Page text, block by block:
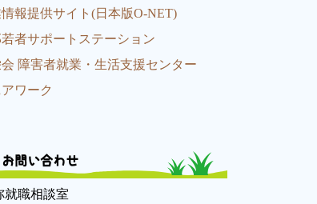
報提供サイト(日本版O-NET)
者サポートステーション
障害者就業・生活支援センター
ワーク
お問い合わせ
就職相談室